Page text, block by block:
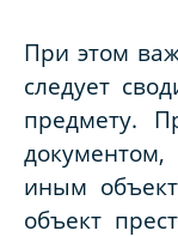
При этом
следует
предмету.
иным
объект